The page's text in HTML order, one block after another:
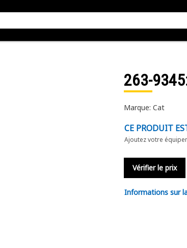
263-9345
Marque: Cat
CE PRODUIT
Ajoutez votre
Vérifier le prix
Informations sur